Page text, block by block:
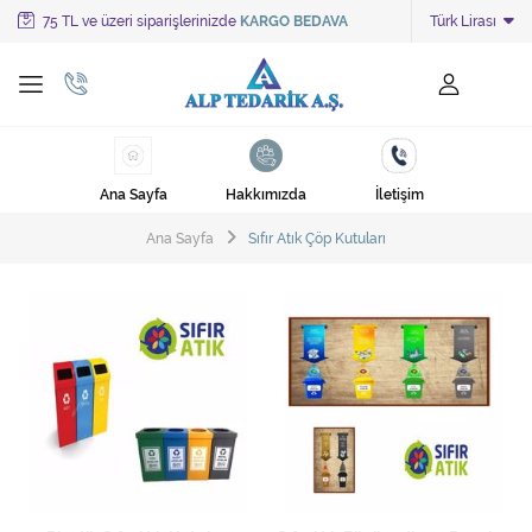
75 TL ve üzeri siparişlerinizde KARGO BEDAVA Türk Lirası
Tüm Kategoriler
Ayakkabı Cila Makineleri
Cila Makineleri
Endüstriyel Zemin Yıkama Makineleri
Halı Kurutma Makineleri
Ana Sayfa Hakkımızda İletişim
Ana Sayfa Sıfır Atık Çöp Kutuları